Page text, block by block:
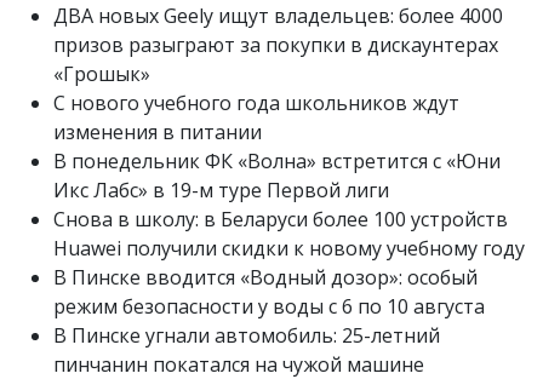
ДВА новых Geely ищут владельцев: более 4000
призов разыграют за покупки в дискаунтерах
«Грошык»
С нового учебного года школьников ждут
изменения в питании
В понедельник ФК «Волна» встретится с «Юни
Икс Лабс» в 19-м туре Первой лиги
Снова в школу: в Беларуси более 100 устройств
Huawei получили скидки к новому учебному году
В Пинске вводится «Водный дозор»: особый
режим безопасности у воды с 6 по 10 августа
В Пинске угнали автомобиль: 25-летний
пинчанин покатался на чужой машине